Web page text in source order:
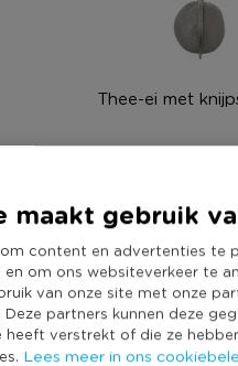
maakt gebruik
content en advertenties te
om ons websiteverkeer te
van onze site met onze
Deze partners kunnen deze
heeft verstrekt of die ze
Lees meer in ons
Thee-ei met
2,49